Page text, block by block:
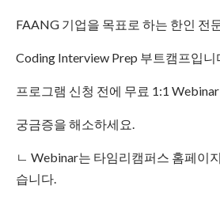
FAANG 기업을 목표로 하는 한인 전
Coding Interview Prep 부트캠프입니
프로그램 신청 전에 무료 1:1
궁금증을 해소하세요.
ㄴ Webinar는 타임리캠퍼스 홈페이
습니다.